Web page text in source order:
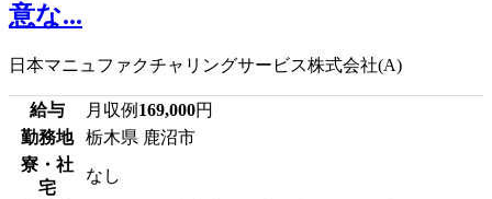
意な...
日本マニュファクチャリングサービス株式会社(A)
給与 月収例 169,000円
勤務地
栃木県 鹿沼市
寮・社
宅
なし